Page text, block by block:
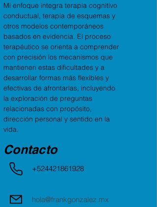
Mi enfoque integra terapia cognitivo
conductual, terapia de esquemas y
otros modelos contemporáneos
basados en evidencia. El proceso
terapéutico se orienta a comprender
con precisión los mecanismos que
mantienen estas dificultades y a
desarrollar formas más flexibles y
efectivas de afrontarlas, incluyendo
la exploración de preguntas
relacionadas con propósito,
dirección personal y sentido en la
vida.
Contacto
+524421861928
hola@frankgonzalez.mx